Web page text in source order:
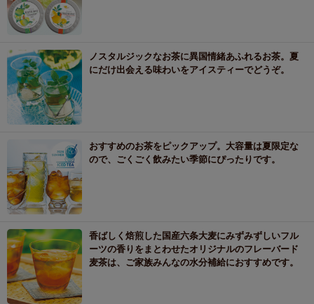
ノスタルジックなお茶に異国情緒あふれるお茶。夏
にだけ出会える味わいをアイスティーでどうぞ。
おすすめのお茶をピックアップ。大容量は夏限定な
ので、ごくごく飲みたい季節にぴったりです。
香ばしく焙煎した国産六条大麦にみずみずしいフル
ーツの香りをまとわせたオリジナルのフレーバード
麦茶は、ご家族みんなの水分補給におすすめです。